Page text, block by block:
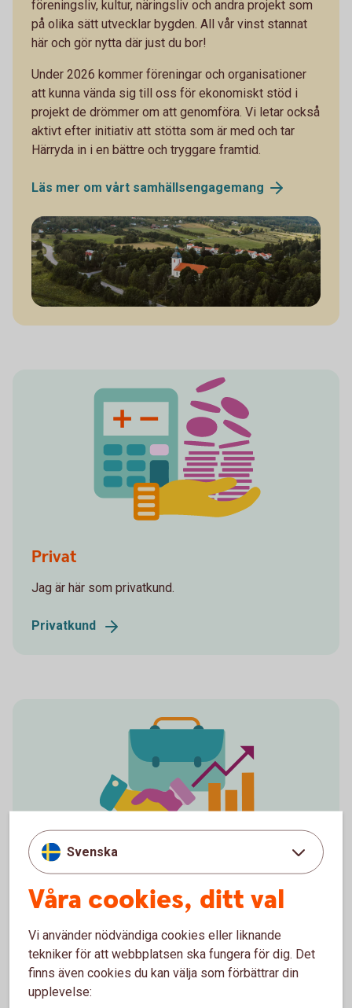
föreningsliv, kultur, näringsliv och andra projekt som
på olika sätt utvecklar bygden. All vår vinst stannat
här och gör nytta där just du bor!
Under 2026 kommer föreningar och organisationer
att kunna vända sig till oss för ekonomiskt stöd i
projekt de drömmer om att genomföra. Vi letar också
aktivt efter initiativ att stötta som är med och tar
Härryda in i en bättre och tryggare framtid.
Läs mer om vårt samhällsengagemang
Privat
Jag är här som privatkund.
Privatkund
Spot Growth and startups
Företag
Jag är här som företagskund.
Företagskund
Svenska
Våra cookies, ditt val
Vi använder nödvändiga cookies eller liknande
tekniker för att webbplatsen ska fungera för dig. Det
finns även cookies du kan välja som förbättrar din
upplevelse: